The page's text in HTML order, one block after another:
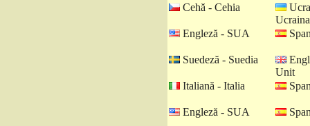
Cehă - Cehia
Ucraina
Engleză - SUA
Suedeză - Suedia
Unit
Italiană - Italia
Engleză - SUA